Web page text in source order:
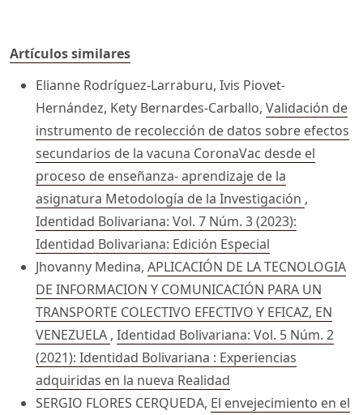
Artículos similares
Elianne Rodríguez-Larraburu, Ivis Piovet-
Hernández, Kety Bernardes-Carballo, Validación de
instrumento de recolección de datos sobre efectos
secundarios de la vacuna CoronaVac desde el
proceso de enseñanza- aprendizaje de la
asignatura Metodología de la Investigación ,
Identidad Bolivariana: Vol. 7 Núm. 3 (2023):
Identidad Bolivariana: Edición Especial
Jhovanny Medina, APLICACIÓN DE LA TECNOLOGIA
DE INFORMACION Y COMUNICACIÓN PARA UN
TRANSPORTE COLECTIVO EFECTIVO Y EFICAZ, EN
VENEZUELA , Identidad Bolivariana: Vol. 5 Núm. 2
(2021): Identidad Bolivariana : Experiencias
adquiridas en la nueva Realidad
SERGIO FLORES CERQUEDA, El envejecimiento en el